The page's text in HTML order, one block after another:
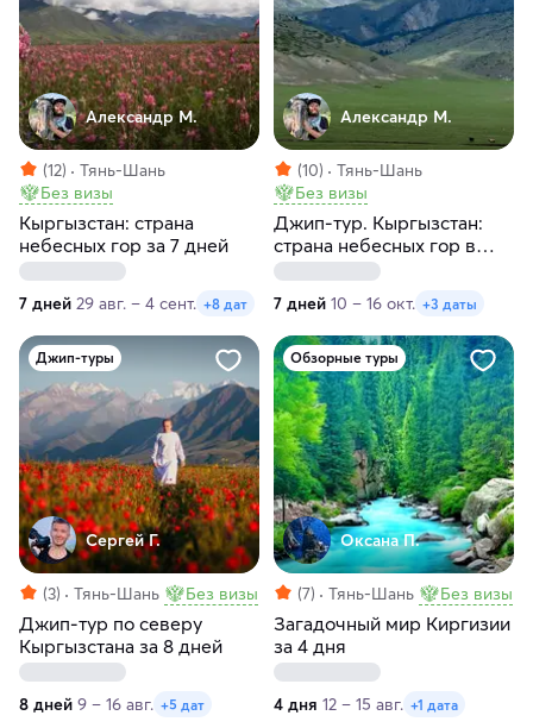
Александр М.
(12)
Тянь-Шань
Без визы
Кыргызстан: страна
небесных гор за 7 дней
7 дней 29 авг. – 4 сент. +8 дат
Александр М.
(10)
Тянь-Шань
Без визы
Джип-тур. Кыргызстан:
страна небесных гор в
мини группе за 7 дней
7 дней 10 – 16 окт. +3 даты
Джип-туры
Сергей Г.
(3) Тянь-Шань Без визы
Джип-тур по северу
Кыргызстана за 8 дней
8 дней 9 – 16 авг. +5 дат
Обзорные туры
Оксана П.
(7) Тянь-Шань Без визы
Загадочный мир Киргизии
за 4 дня
4 дня 12 – 15 авг. +1 дата